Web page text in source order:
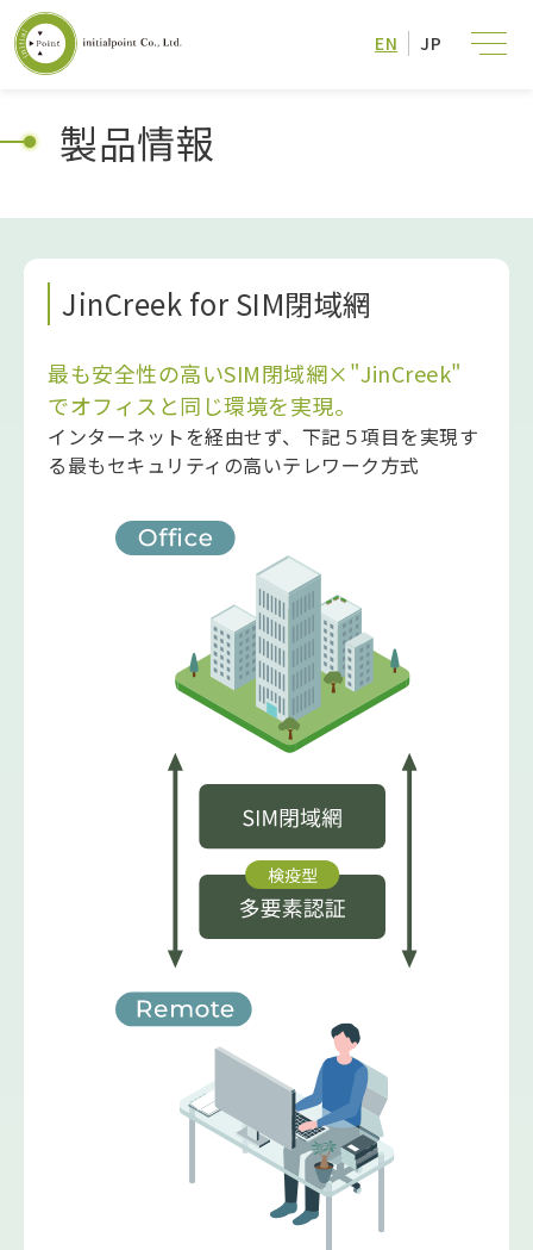
EN JP
製品情報
JinCreek for SIM閉域網
最も安全性の高いSIM閉域網×"JinCreek"
でオフィスと同じ環境を実現。
インターネットを経由せず、下記５項目を実現す
る最もセキュリティの高いテレワーク方式